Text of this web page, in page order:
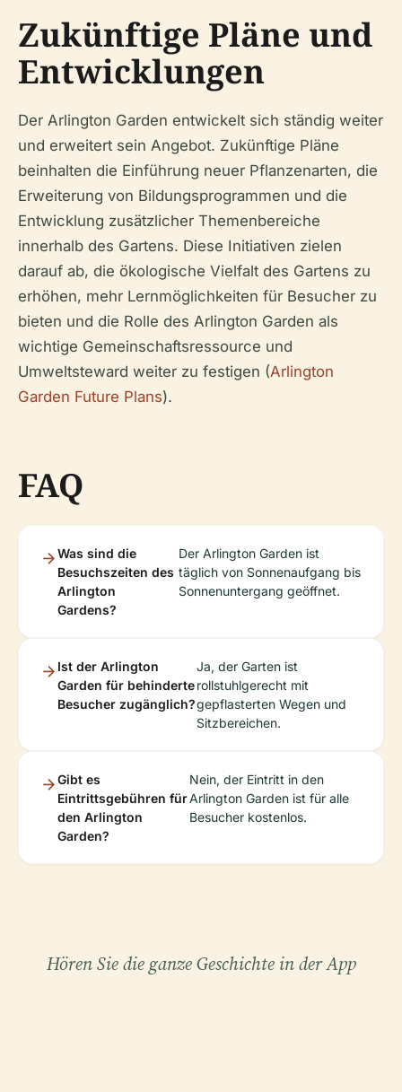
Zukünftige Pläne und
Entwicklungen
Der Arlington Garden entwickelt sich ständig weiter
und erweitert sein Angebot. Zukünftige Pläne
beinhalten die Einführung neuer Pflanzenarten, die
Erweiterung von Bildungsprogrammen und die
Entwicklung zusätzlicher Themenbereiche
innerhalb des Gartens. Diese Initiativen zielen
darauf ab, die ökologische Vielfalt des Gartens zu
erhöhen, mehr Lernmöglichkeiten für Besucher zu
bieten und die Rolle des Arlington Garden als
wichtige Gemeinschaftsressource und
Umweltsteward weiter zu festigen (Arlington
Garden Future Plans).
FAQ
Was sind die
Besuchszeiten des
Arlington
Gardens?
Der Arlington Garden ist
täglich von Sonnenaufgang bis
Sonnenuntergang geöffnet.
Ist der Arlington
Garden für behinderte
Besucher zugänglich?
Ja, der Garten ist
rollstuhlgerecht mit
gepflasterten Wegen und
Sitzbereichen.
Gibt es
Eintrittsgebühren für
den Arlington
Garden?
Nein, der Eintritt in den
Arlington Garden ist für alle
Besucher kostenlos.
Hören Sie die ganze Geschichte in der App